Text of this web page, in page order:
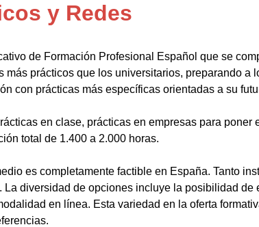
y Redes
de Formación Profesional Español que se
prácticos que los universitarios, preparando a
con prácticas más específicas orientadas a su
en clase, prácticas en empresas para poner
total de 1.400 a 2.000 horas.
es completamente factible en España. Tanto
diversidad de opciones incluye la posibilidad de
en línea. Esta variedad en la oferta